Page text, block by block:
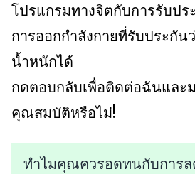
โปรแกรมทางจิตกับการรับปร
การออกกำลังกายที่รับประกั
น้ำหนักได้
กดตอบกลับเพื่อติดต่อฉันและ
คุณสมบัติหรือไม่!
ทำไมคุณควรอดทนกับการ